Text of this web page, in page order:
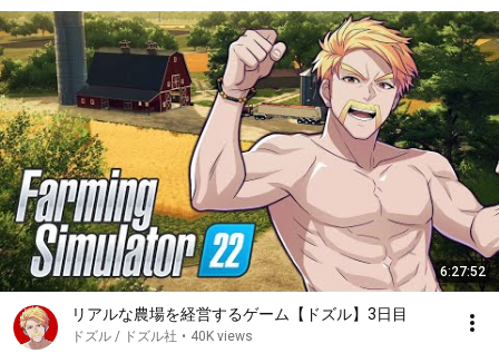
6:27:52
リアルな農場を経営するゲーム【ドズル】3日目
ドズル / ドズル社 • 40K views